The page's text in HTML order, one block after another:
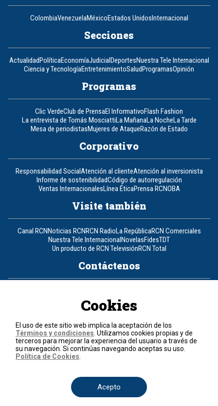
ColombiaVenezuelaMéxicoEstados UnidosInternacional
Secciones
ActualidadPolíticaEconomíaJudicialDeportesNuestra Tele Internacional
Ciencia y TecnologíaEntretenimientoSaludProgramasOpinión
Programas
Clic VerdeClub de PrensaEl InformativoFlash Fashion
La entrevista de Tomás MosciattiLa MañanaLa NocheLa Tarde
Mesa de periodistasMujeres de AtaqueRazón de Estado
Corporativo
Responsabilidad SocialAtención al clienteAtención al inversionista
Informe de sostenibilidadCódigo de autorregulación
Ventas InternacionalesLínea ÉticaPrensa RCNOBA
Visite también
Canal RCNNoticias RCNRCN RadioLa RepúblicaRCN Comerciales
Nuestra Tele InternacionalNovelasFidesTDT
Un producto de RCN TelevisiónRCN Total
Contáctenos
Política de cookies
Términos y condiciones
© 2026, RCN Medios.
Todos los derechos reservados.
Cookies
El uso de este sitio web implica la aceptación de los
Términos y condiciones . Utilizamos cookies propias y de
terceros para mejorar la experiencia del usuario a través de
su navegación. Si continúas navegando aceptas su uso.
Política de Cookies
Acepto